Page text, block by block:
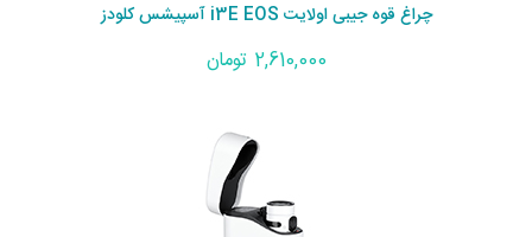
چراغ قوه جیبی اولایت i3E EOS آسپیشس کلودز
2,610,000 تومان